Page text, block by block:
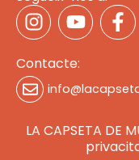
Contacte:
LA CAPSETA DE